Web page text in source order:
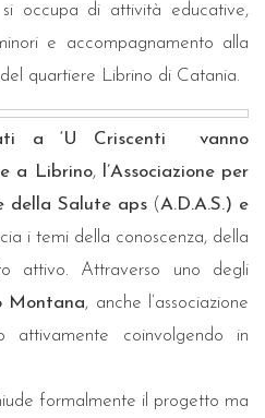
occupa di attività educative,
e accompagnamento alla
quartiere Librino di Catania.
a ‘U Criscenti vanno
a Librino, l’Associazione per
della Salute aps(A.D.A.S.) e
i temi della conoscenza, della
attivo. Attraverso uno degli
Montana, anche l’associazione
coinvolgendo in
formalmente il progetto ma